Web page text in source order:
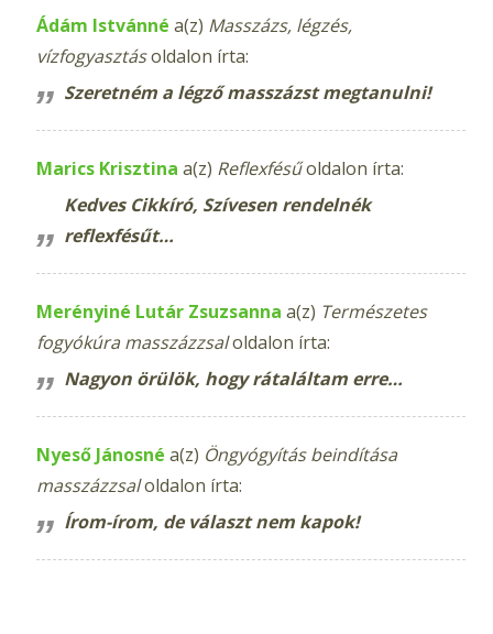
Ádám Istvánné a(z) Masszázs, légzés,
vízfogyasztásoldalon írta:
Szeretném a légző masszázst megtanulni!
Marics Krisztina a(z) Reflexfésűoldalon írta:
Kedves Cikkíró, Szívesen rendelnék
reflexfésűt…
Merényiné Lutár Zsuzsanna a(z) Természetes
fogyókúra masszázzsaloldalon írta:
Nagyon örülök, hogy rátaláltam erre…
Nyeső Jánosné a(z) Öngyógyítás beindítása
masszázzsaloldalon írta:
Írom-írom, de választ nem kapok!